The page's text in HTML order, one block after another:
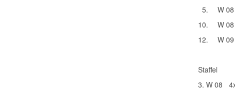
5.
W 08
10.
W 08
12.
W 09
Staffel
3. W 08